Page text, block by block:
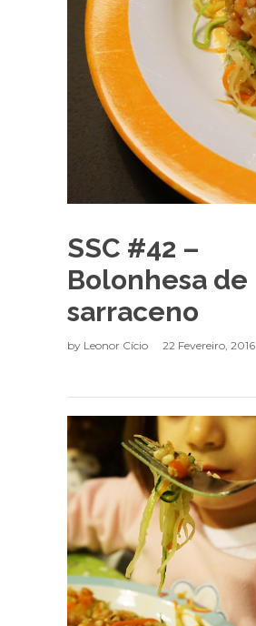
SSC #42 –
Bolonhesa de
sarraceno
by Leonor Cício
22 Fevereiro, 2016